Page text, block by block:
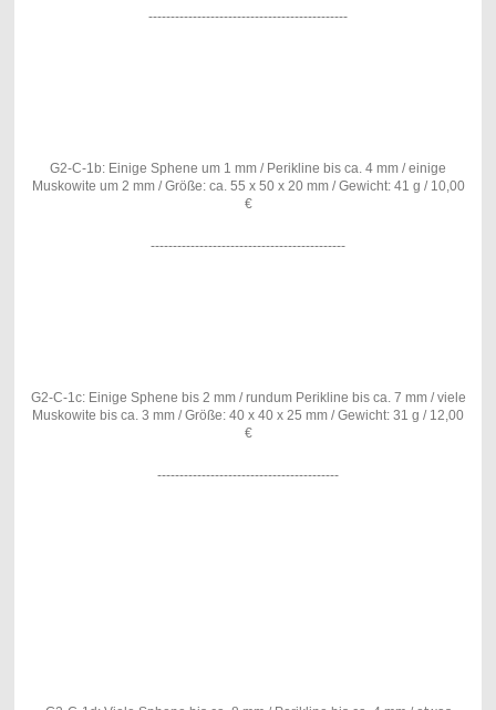
---------------------------------------------
G2-C-1b: Einige Sphene um 1 mm / Perikline bis ca. 4 mm / einige
Muskowite um 2 mm / Größe: ca. 55 x 50 x 20 mm / Gewicht: 41 g / 10,00
€
--------------------------------------------
G2-C-1c: Einige Sphene bis 2 mm / rundum Perikline bis ca. 7 mm / viele
Muskowite bis ca. 3 mm / Größe: 40 x 40 x 25 mm / Gewicht: 31 g / 12,00
€
-----------------------------------------